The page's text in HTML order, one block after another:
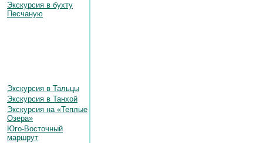
Экскурсия в бухту
Песчаную
Экскурсия в Тальцы
Экскурсия в Танхой
Экскурсия на «Теплые
Озера»
Юго-Восточный
маршрут